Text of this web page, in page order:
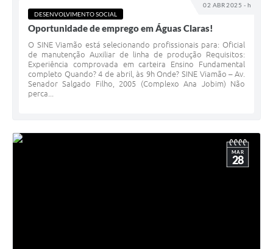
02 ABR 2025 - h
DESENVOLVIMENTO SOCIAL
Oportunidade de emprego em Águas Claras!
O SINE Viamão está selecionando profissionais para: Oficial
de manutenção Auxiliar de linha de produção Requisitos:
Experiência comprovada em carteira Ensino Fundamental
completo Quando? 4 de abril, às 9h Onde? SINE Viamão – Av.
Senador Salgado Filho, 2005 (Complexo Ana Jobim) Não
perca...
MAR
28